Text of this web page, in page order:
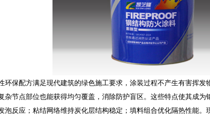
保配方满足现代建筑的绿色施工要求，涂装过程不产生有害挥
节点部位也能获得均匀覆盖，消除防护盲区。这些特点使其成为
反应；粘结网络维持炭化层结构稳定；填料组合优化隔热性能